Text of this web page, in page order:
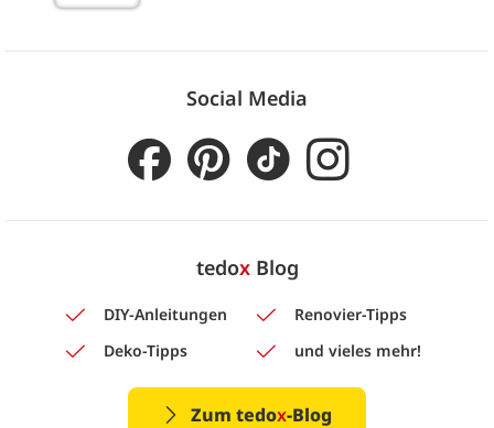
Social Media
tedoxBlog
DIY-Anleitungen
Renovier-Tipps
Deko-Tipps
und vieles mehr!
Zum tedox-Blog